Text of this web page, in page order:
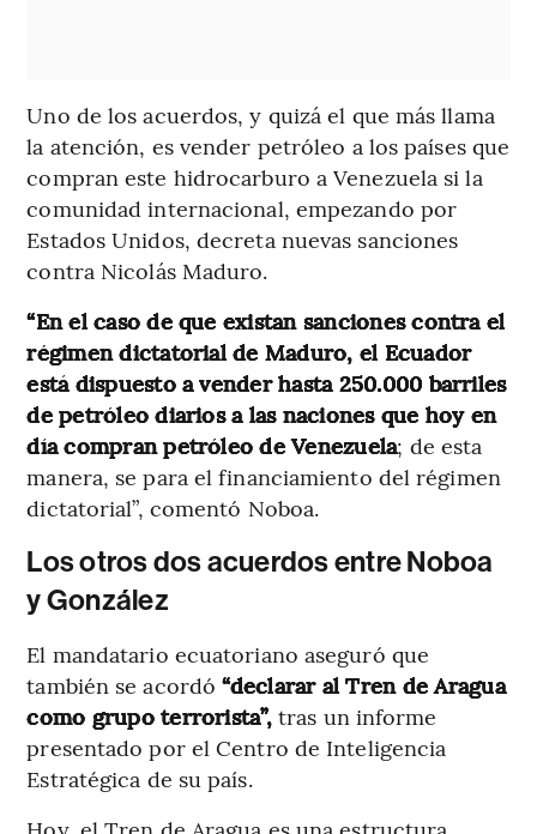
Uno de los acuerdos, y quizá el que más llama
la atención, es vender petróleo a los países que
compran este hidrocarburo a Venezuela si la
comunidad internacional, empezando por
Estados Unidos, decreta nuevas sanciones
contra Nicolás Maduro.
“En el caso de que existan sanciones contra el
régimen dictatorial de Maduro, el Ecuador
está dispuesto a vender hasta 250.000 barriles
de petróleo diarios a las naciones que hoy en
día compran petróleo de Venezuela; de esta
manera, se para el financiamiento del régimen
dictatorial”, comentó Noboa.
Los otros dos acuerdos entre Noboa
y González
El mandatario ecuatoriano aseguró que
también se acordó “declarar al Tren de Aragua
como grupo terrorista”,tras un informe
presentado por el Centro de Inteligencia
Estratégica de su país.